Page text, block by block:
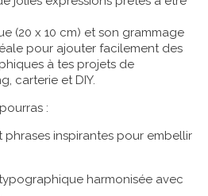
(20 x 10 cm) et son grammage
pour ajouter facilement des
à tes projets de
carterie et DIY.
:
inspirantes pour embellir
harmonisée avec